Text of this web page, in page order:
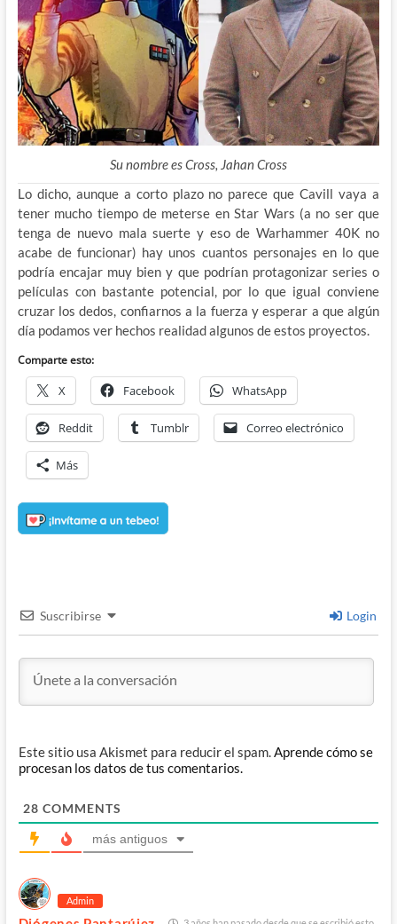
Su nombre es Cross, Jahan Cross
Lo dicho, aunque a corto plazo no parece que Cavill vaya a
tener mucho tiempo de meterse en Star Wars (a no ser que
tenga de nuevo mala suerte y eso de Warhammer 40K no
acabe de funcionar) hay unos cuantos personajes en lo que
podría encajar muy bien y que podrían protagonizar series o
películas con bastante potencial, por lo que igual conviene
cruzar los dedos, confiarnos a la fuerza y esperar a que algún
día podamos ver hechos realidad algunos de estos proyectos.
Comparte esto:
X Facebook WhatsApp
Reddit Tumblr Correo electrónico
Más
Suscribirse Login
Este sitio usa Akismet para reducir el spam.Aprende cómo se
procesan los datos de tus comentarios.
28 COMMENTS
más antiguos
Admin